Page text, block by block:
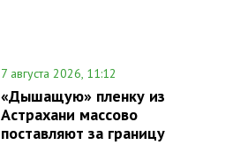
7 августа 2026, 11:12
«Дышащую» пленку из
Астрахани массово
поставляют за границу